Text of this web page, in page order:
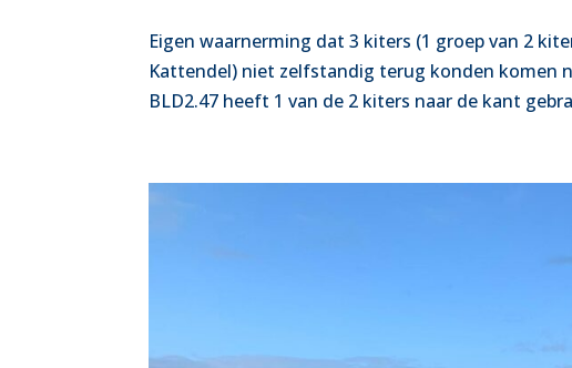
Eigen waarnerming dat 3 kiters (1 groep van 2
Kattendel) niet zelfstandig terug konden komen
BLD2.47 heeft 1 van de 2 kiters naar de kant